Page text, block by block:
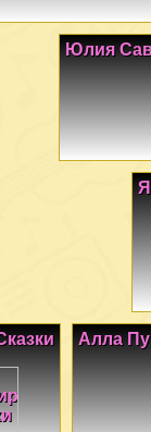
Юлия
Алла